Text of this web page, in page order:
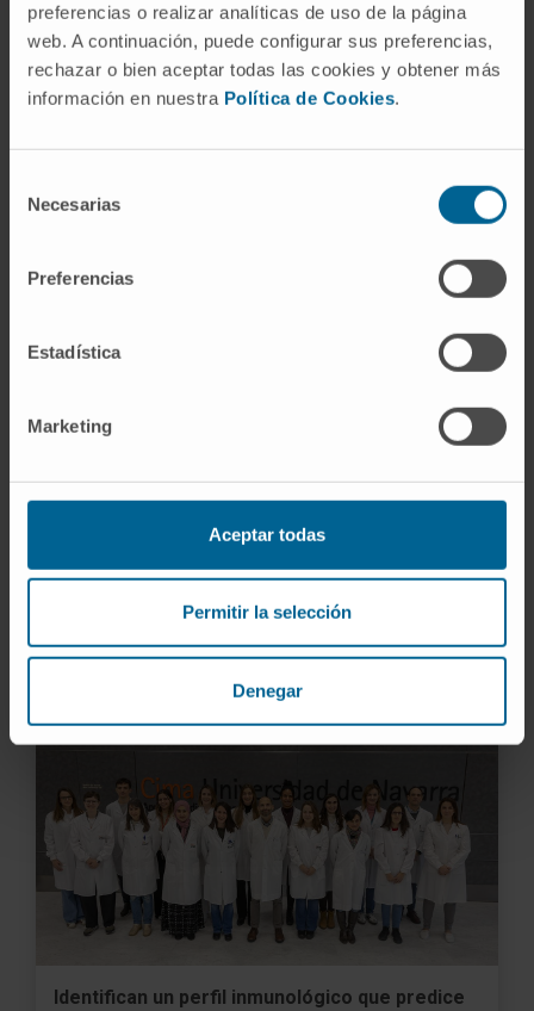
preferencias o realizar analíticas de uso de la página
web. A continuación, puede configurar sus preferencias,
rechazar o bien aceptar todas las cookies y obtener más
información en nuestra Política de Cookies.
Necesarias
Preferencias
Estadística
Marketing
Aceptar todas
Permitir la selección
Denegar
La identificación de nuevas claves
puerta a terapias más precisas
1 JUL 2026
Un estudio multiómico descarta el papel de
células inmaduras en la resistencia al
tratamiento oncológico
26 MAY 2026
Identifican un perfil inmunológico que predice